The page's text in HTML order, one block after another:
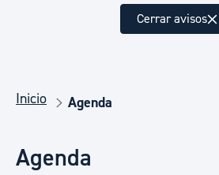
Cerrar avisos
Inicio Agenda
Agenda